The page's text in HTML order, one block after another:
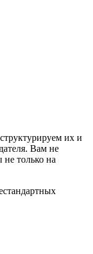
их и
Вам не
только на